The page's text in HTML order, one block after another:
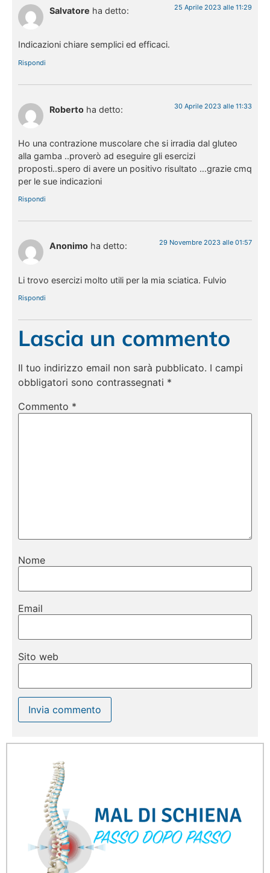
Salvatore ha detto: 25 Aprile 2023 alle 11:29
Indicazioni chiare semplici ed efficaci.
Rispondi
Roberto ha detto: 30 Aprile 2023 alle 11:33
Ho una contrazione muscolare che si irradia dal gluteo
alla gamba ..proverò ad eseguire gli esercizi
proposti..spero di avere un positivo risultato …grazie cmq
per le sue indicazioni
Rispondi
Anonimo ha detto: 29 Novembre 2023 alle 01:57
Li trovo esercizi molto utili per la mia sciatica. Fulvio
Rispondi
Lascia un commento
Il tuo indirizzo email non sarà pubblicato. I campi
obbligatori sono contrassegnati *
Commento *
Nome
Email
Sito web